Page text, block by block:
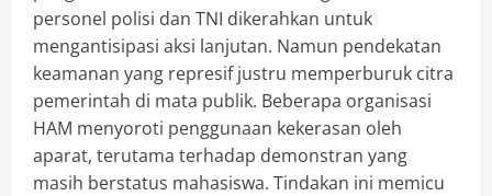
personel polisi dan TNI dikerahkan untuk
mengantisipasi aksi lanjutan. Namun pendekatan
keamanan yang represif justru memperburuk citra
pemerintah di mata publik. Beberapa organisasi
HAM menyoroti penggunaan kekerasan oleh
aparat, terutama terhadap demonstran yang
masih berstatus mahasiswa. Tindakan ini memicu